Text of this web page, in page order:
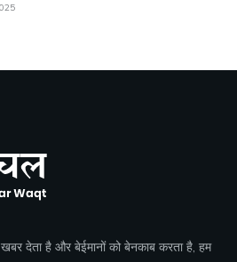
देता है और बेईमानों को बेनकाब करता है, हम